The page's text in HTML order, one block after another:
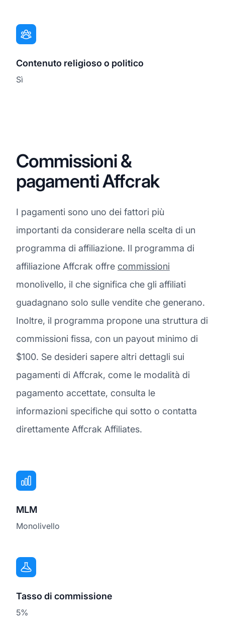
Contenuto religioso o politico
Sì
Commissioni &
pagamenti Affcrak
I pagamenti sono uno dei fattori più
importanti da considerare nella scelta di un
programma di affiliazione. Il programma di
affiliazione Affcrak offre commissioni
monolivello, il che significa che gli affiliati
guadagnano solo sulle vendite che generano.
Inoltre, il programma propone una struttura di
commissioni fissa, con un payout minimo di
$100. Se desideri sapere altri dettagli sui
pagamenti di Affcrak, come le modalità di
pagamento accettate, consulta le
informazioni specifiche qui sotto o contatta
direttamente Affcrak Affiliates.
MLM
Monolivello
Tasso di commissione
5%